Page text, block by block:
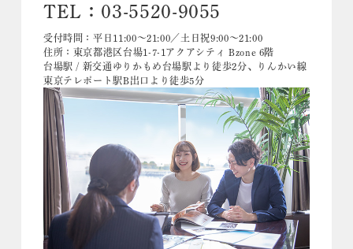
TEL：03-5520-9055
受付時間：平日11:00～21:00／土日祝9:00～21:00
住所：東京都港区台場1-7-1アクアシティ Bzone 6階
台場駅 / 新交通ゆりかもめ台場駅より徒歩2分、りんかい線
東京テレポート駅B出口より徒歩5分